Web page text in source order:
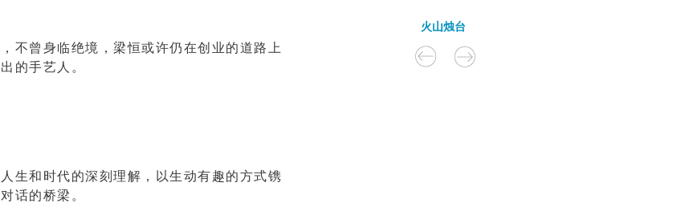
不曾身临绝境，梁恒或许仍在创业的道路上
的手艺人。
生和时代的深刻理解，以生动有趣的方式镌
话的桥梁。
义卖之路
火山烛台